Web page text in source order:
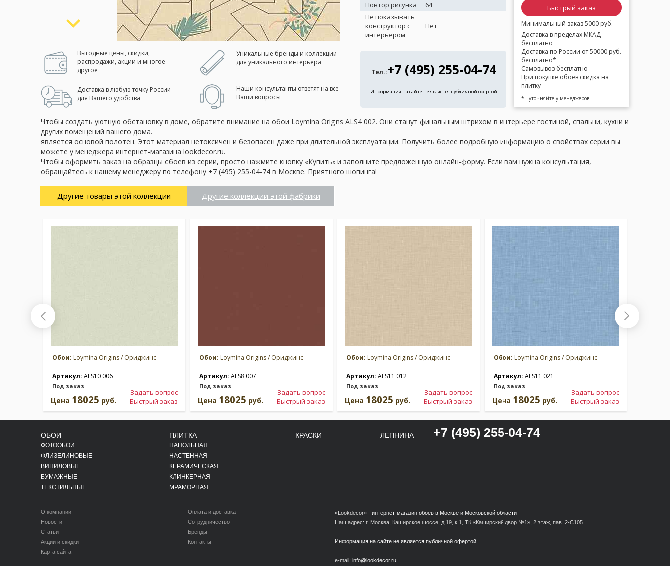
Выгодные цены, скидки,
распродажи, акции и многое
другое
Уникальные бренды и коллекции
для уникального интерьера
Доставка в любую точку России
для Вашего удобства
Наши консультанты ответят на все
Ваши вопросы
Повтор рисунка
64
Не показывать
конструктор с
интерьером
Нет
Тел.:+7 (495) 255-04-74
Информация на сайте не является публичной офертой
Быстрый заказ
Минимальный заказ 5000 руб.
Доставка в пределах МКАД
бесплатно
Доставка по России от 50000 руб.
бесплатно*
Самовывоз бесплатно
При покупке обоев скидка на
плитку
* - уточняйте у менеджеров
Чтобы создать уютную обстановку в доме, обратите внимание на обои Loymina Origins ALS4 002. Они станут финальным штрихом в интерьере гостиной, спальни, кухни и
других помещений вашего дома.
является основой полотен. Этот материал нетоксичен и безопасен даже при длительной эксплуатации. Получить более подробную информацию о свойствах серии вы
можете у менеджера интернет-магазина lookdecor.ru.
Чтобы оформить заказ на образцы обоев из серии, просто нажмите кнопку «Купить» и заполните предложенную онлайн-форму. Если вам нужна консультация,
обращайтесь к нашему менеджеру по телефону +7 (495) 255-04-74 в Москве. Приятного шопинга!
Другие товары этой коллекции Другие коллекции этой фабрики
Обои: Loymina Origins / Ориджинс
Артикул: ALS10 006
Под заказ
Задать вопрос
Быстрый заказ
Цена 18025 руб.
Обои: Loymina Origins / Ориджинс
Артикул: ALS8 007
Под заказ
Задать вопрос
Быстрый заказ
Цена 18025 руб.
Обои: Loymina Origins / Ориджинс
Артикул: ALS11 012
Под заказ
Задать вопрос
Быстрый заказ
Цена 18025 руб.
Обои: Loymina Origins / Ориджинс
Артикул: ALS11 021
Под заказ
Задать вопрос
Быстрый заказ
Цена 18025 руб.
ОБОИ
ФОТООБОИ
ФЛИЗЕЛИНОВЫЕ
ВИНИЛОВЫЕ
БУМАЖНЫЕ
ТЕКСТИЛЬНЫЕ
ПЛИТКА
НАПОЛЬНАЯ
НАСТЕННАЯ
КЕРАМИЧЕСКАЯ
КЛИНКЕРНАЯ
МРАМОРНАЯ
КРАСКИ ЛЕПНИНА +7 (495) 255-04-74
О компании
Новости
Статьи
Акции и скидки
Карта сайта
Оплата и доставка
Сотрудничество
Бренды
Контакты
«Lookdecor» - интернет-магазин обоев в Москве и Московской области
Наш адрес: г. Москва, Каширское шоссе, д.19, к.1, ТК «Каширский двор №1», 2 этаж, пав. 2-С105.
Информация на сайте не является публичной офертой
e-mail: info@lookdecor.ru